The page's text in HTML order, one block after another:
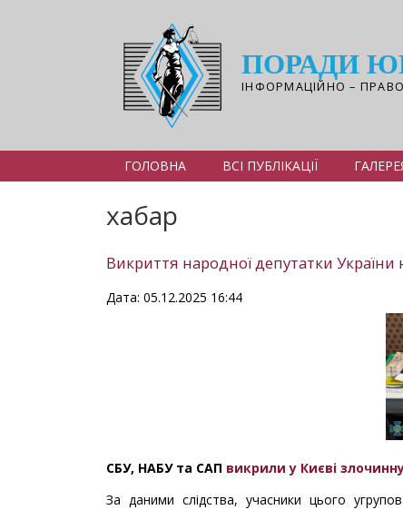
ПОРАДИ
ІНФОРМАЦІЙНО –
ГОЛОВНА ВСІ ПУБЛІКАЦІЇ
хабар
Викриття народної депутатки
Дата: 05.12.2025 16:44
СБУ, НАБУ та САП викрили у Києві
За даними слідства, учасники цього